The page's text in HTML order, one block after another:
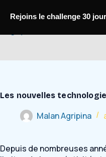
Les nouvelles
Malan Agripina
Depuis de nombreuses
Rejoins le challenge 30